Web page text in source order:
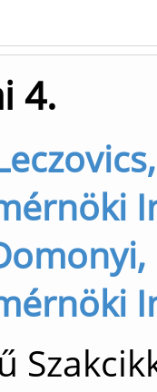
4.